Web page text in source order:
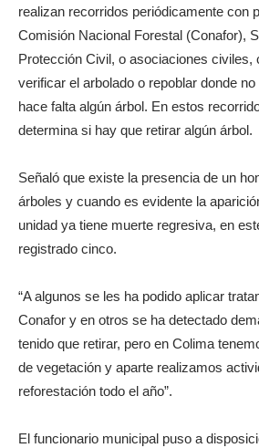
realizan recorridos periódicamente con
Comisión Nacional Forestal (Conafor),
Protección Civil, o asociaciones civiles,
verificar el arbolado o repoblar donde
hace falta algún árbol. En estos
determina si hay que retirar algún árbol.
Señaló que existe la presencia de un
árboles y cuando es evidente la
unidad ya tiene muerte regresiva, en
registrado cinco.
“A algunos se les ha podido aplicar
Conafor y en otros se ha detectado
tenido que retirar, pero en Colima
de vegetación y aparte realizamos
reforestación todo el año”.
El funcionario municipal puso a